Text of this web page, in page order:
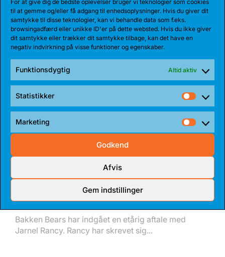
For at give dig de bedste oplevelser bruger vi teknologier som cookies
til at gemme og/eller få adgang til enhedsoplysninger. Hvis du giver dit
samtykke til disse teknologier, kan vi behandle data som f.eks.
browsingadfærd eller unikke ID'er på dette websted. Hvis du ikke giver
dit samtykke eller trækker dit samtykke tilbage, kan det have en
negativ indvirkning på visse funktioner og egenskaber.
Funktionsdygtig Altid aktiv
Statistikker
Marketing
Godkend
Afvis
Gem indstillinger
REKORDHOLDER TIL BEARS
Bakken Bears har indgået en etårig aftale med
Jarnel Rancy. Rancy har skrevet sig...